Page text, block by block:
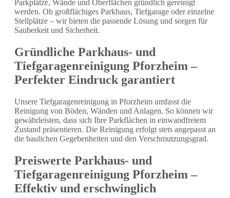
Parkplätze, Wände und Oberflächen gründlich gereinigt
werden. Ob großflächiges Parkhaus, Tiefgarage oder einzelne
Stellplätze – wir bieten die passende Lösung und sorgen für
Sauberkeit und Sicherheit.
Gründliche Parkhaus- und
Tiefgaragenreinigung Pforzheim –
Perfekter Eindruck garantiert
Unsere Tiefgaragenreinigung in Pforzheim umfasst die
Reinigung von Böden, Wänden und Anlagen. So können wir
gewährleisten, dass sich Ihre Parkflächen in einwandfreiem
Zustand präsentieren. Die Reinigung erfolgt stets angepasst an
die baulichen Gegebenheiten und den Verschmutzungsgrad.
Preiswerte Parkhaus- und
Tiefgaragenreinigung Pforzheim –
Effektiv und erschwinglich